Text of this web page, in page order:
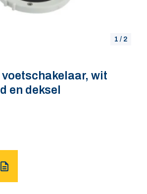
1 / 2
voetschakelaar, wit
en deksel